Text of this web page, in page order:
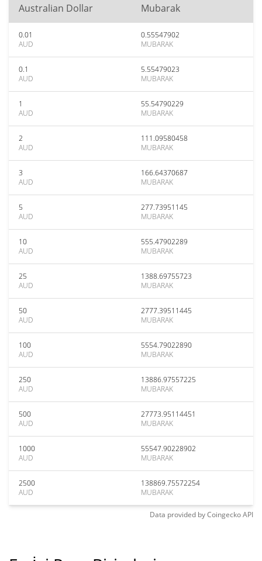
Australian Dollar Mubarak
0.01
AUD
0.55547902
MUBARAK
0.1
AUD
5.55479023
MUBARAK
1
AUD
55.54790229
MUBARAK
2
AUD
111.09580458
MUBARAK
3
AUD
166.64370687
MUBARAK
5
AUD
277.73951145
MUBARAK
10
AUD
555.47902289
MUBARAK
25
AUD
1388.69755723
MUBARAK
50
AUD
2777.39511445
MUBARAK
100
AUD
5554.79022890
MUBARAK
250
AUD
13886.97557225
MUBARAK
500
AUD
27773.95114451
MUBARAK
1000
AUD
55547.90228902
MUBARAK
2500
AUD
138869.75572254
MUBARAK
Data provided byCoingeckoAPI